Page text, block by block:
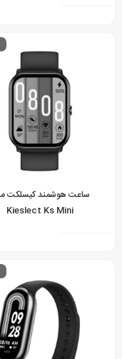
ساعت هوشمند کیسلکت
Kieslect Ks Mini